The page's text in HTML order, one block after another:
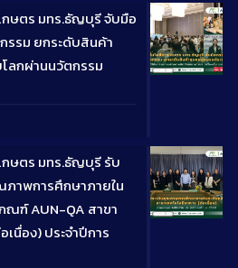
Long
กษตร มทร.ธัญบุรี จับมือ
รรม ยกระดับสินค้า
ลกผ่านนวัตกรรม
Long
กษตร มทร.ธัญบุรี รับ
ภาพการศึกษาภายใน
ณฑ์ AUN-QA สาขา
เนื่อง) ประจำปีการ